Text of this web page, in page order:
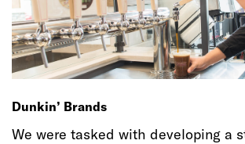
Dunkin’ Brands
We were tasked with developing a